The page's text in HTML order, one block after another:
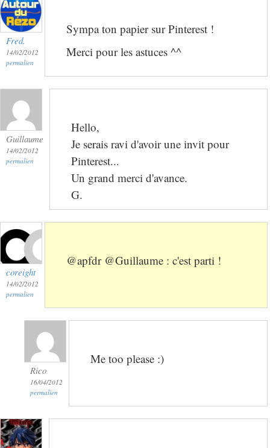
Fred.
14/02/2012
permalien
Sympa ton papier sur Pinterest !
Merci pour les astuces ^^
Guillaume
14/02/2012
permalien
Hello,
Je serais ravi d'avoir une invit pour
Pinterest...
Un grand merci d'avance.
G.
coreight
14/02/2012
permalien
@apfdr @Guillaume : c'est parti !
Rico
16/04/2012
permalien
Me too please :)